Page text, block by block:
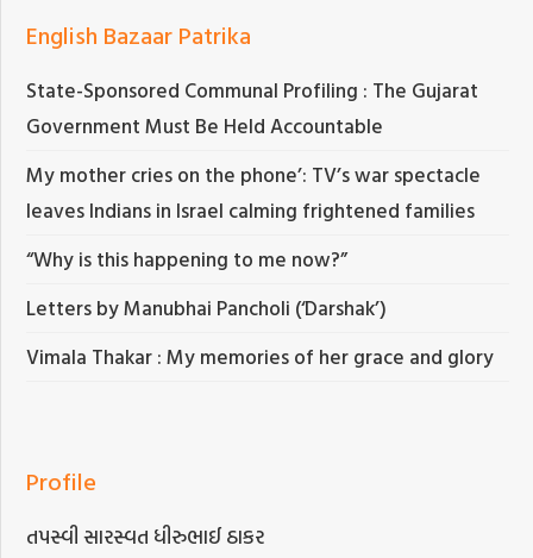
English Bazaar Patrika
State-Sponsored Communal Profiling : The Gujarat
Government Must Be Held Accountable
My mother cries on the phone’: TV’s war spectacle
leaves Indians in Israel calming frightened families
“Why is this happening to me now?”
Letters by Manubhai Pancholi (‘Darshak’)
Vimala Thakar : My memories of her grace and glory
Profile
તપસ્વી સારસ્વત ધીરુભાઈ ઠાકર